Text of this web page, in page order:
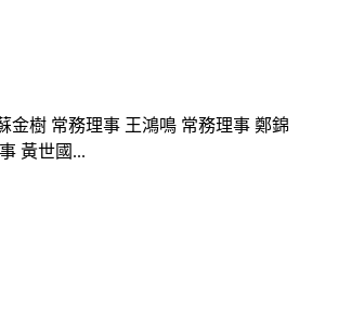
金樹 常務理事 王鴻鳴 常務理事 鄭錦
黃世國...